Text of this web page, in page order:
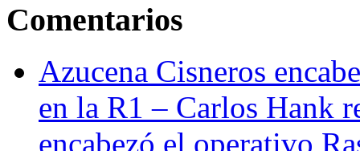
Comentarios
Azucena Cisneros
en la R1 – Carlos Hank
encabezó el operativo